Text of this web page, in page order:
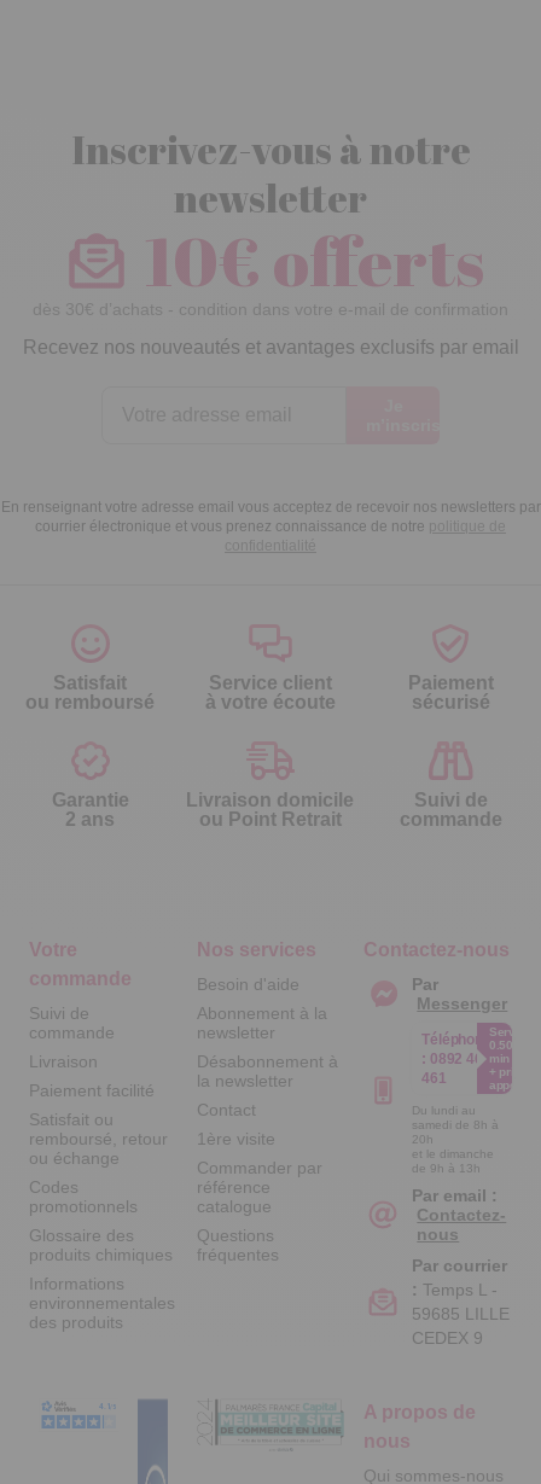
Inscrivez-vous à notre
newsletter
10€ offerts
dès 30€ d’achats - condition dans votre e-mail de confirmation
Recevez nos nouveautés et avantages exclusifs par email
En renseignant votre adresse email vous acceptez de recevoir nos newsletters par
courrier électronique et vous prenez connaissance de notre politique de
confidentialité
Satisfait
ou remboursé
Service client
à votre écoute
Paiement
sécurisé
Garantie
2 ans
Livraison domicile
ou Point Retrait
Suivi de
commande
Votre
commande
Suivi de
commande
Livraison
Paiement facilité
Satisfait ou
remboursé, retour
ou échange
Codes
promotionnels
Glossaire des
produits chimiques
Informations
environnementales
des produits
Nos services
Besoin d'aide
Abonnement à la
newsletter
Désabonnement à
la newsletter
Contact
1ère visite
Commander par
référence
catalogue
Questions
fréquentes
A propos de
nous
Qui sommes-nous
Contactez-nous
Par
Messenger
Téléphone
: 0892 461
461
Service
0.50€ /
min
+ prix
appel
Du lundi au
samedi de 8h à
20h
et le dimanche
de 9h à 13h
Par email :
Contactez-
nous
Par courrier
: Temps L -
59685 LILLE
CEDEX 9